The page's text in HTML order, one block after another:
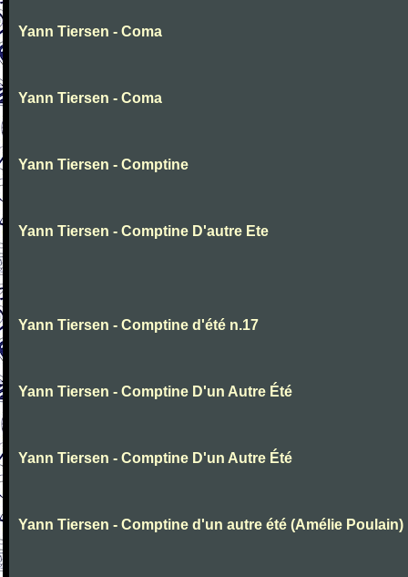
Yann Tiersen - Coma
Yann Tiersen - Coma
Yann Tiersen - Comptine
Yann Tiersen - Comptine D'autre Ete
Yann Tiersen - Comptine d'été n.17
Yann Tiersen - Comptine D'un Autre Été
Yann Tiersen - Comptine D'un Autre Été
Yann Tiersen - Comptine d'un autre été (Amélie Poulain)